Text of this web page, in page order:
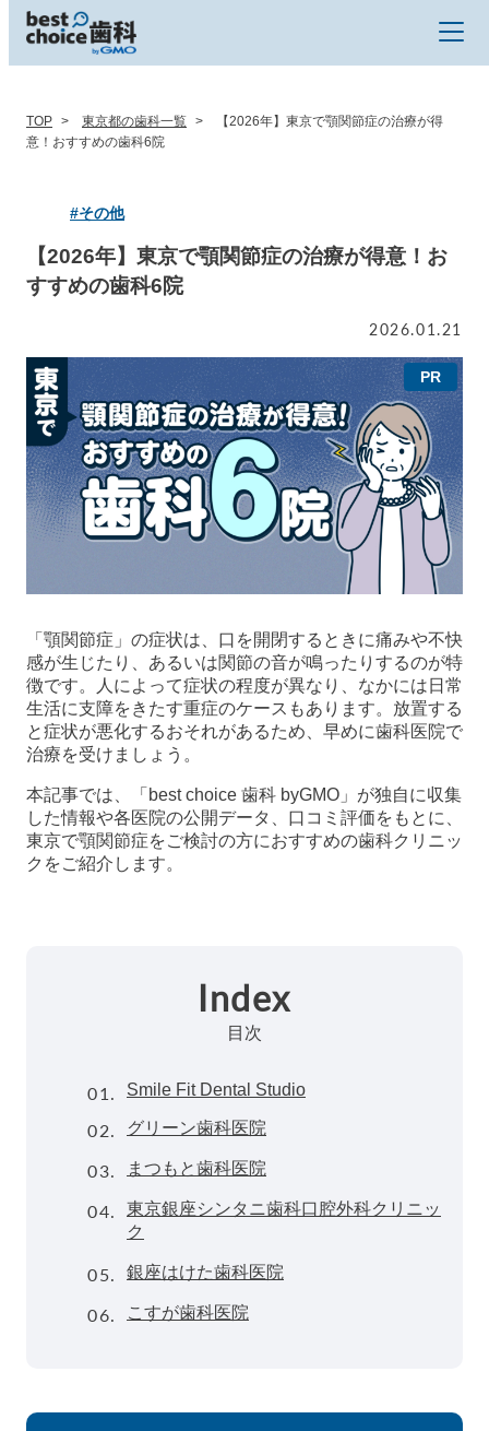
TOP 東京都の歯科一覧
【2026年】東京で顎関節症の治療が得
意！おすすめの歯科6院
#その他
【2026年】東京で顎関節症の治療が得意！お
すすめの歯科6院
2026.01.21
「顎関節症」の症状は、口を開閉するときに痛みや不快
感が生じたり、あるいは関節の音が鳴ったりするのが特
徴です。人によって症状の程度が異なり、なかには日常
生活に支障をきたす重症のケースもあります。放置する
と症状が悪化するおそれがあるため、早めに歯科医院で
治療を受けましょう。
本記事では、「best choice 歯科 byGMO」が独自に収集
した情報や各医院の公開データ、口コミ評価をもとに、
東京で顎関節症をご検討の方におすすめの歯科クリニッ
クをご紹介します。
Index
目次
01. Smile Fit Dental Studio
02. グリーン歯科医院
03. まつもと歯科医院
04.
東京銀座シンタニ歯科口腔外科クリニッ
ク
05. 銀座はけた歯科医院
06. こすが歯科医院